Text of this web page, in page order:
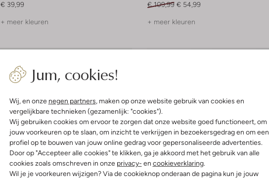
Jum, cookies!
Wij, en onze negen partners, maken op onze website gebruik van cookies en
vergelijkbare technieken (gezamenlijk: "cookies").
Wij gebruiken cookies om ervoor te zorgen dat onze website goed functioneert, om
jouw voorkeuren op te slaan, om inzicht te verkrijgen in bezoekersgedrag en om een
profiel op te bouwen van jouw online gedrag voor gepersonaliseerde advertenties.
Door op "Accepteer alle cookies" te klikken, ga je akkoord met het gebruik van alle
cookies zoals omschreven in onze privacy- en cookieverklaring.
Wil je je voorkeuren wijzigen? Via de cookieknop onderaan de pagina kun je jouw
€ 39,99
+ meer kleuren
€ 109,99 € 54,99
+ meer kleuren